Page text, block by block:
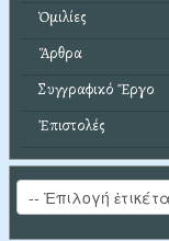
Ὁμιλίες
Ἄρθρα
Συγγραφικό Ἔργο
Ἐπιστολές